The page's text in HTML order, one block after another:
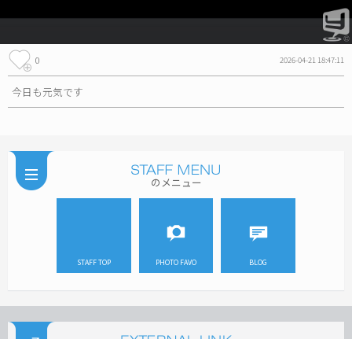
0 2026-04-21 18:47:11
今日も元気です
のメニュー
STAFF TOP PHOTO FAVO BLOG